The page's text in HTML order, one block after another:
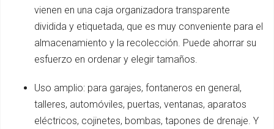
vienen en una caja organizadora transparente
dividida y etiquetada, que es muy conveniente para el
almacenamiento y la recolección. Puede ahorrar su
esfuerzo en ordenar y elegir tamaños.
Uso amplio: para garajes, fontaneros en general,
talleres, automóviles, puertas, ventanas, aparatos
eléctricos, cojinetes, bombas, tapones de drenaje. Y